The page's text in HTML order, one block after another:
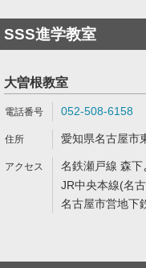
SSS進学教室
大曽根教室
052-508-6158
愛知県名古屋市
名鉄瀬戸線 森
JR中央本線(名
名古屋市営地下